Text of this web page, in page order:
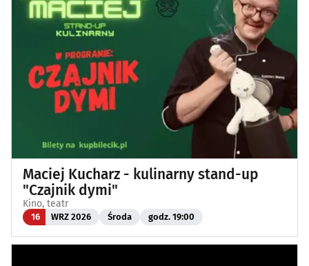
Maciej Kucharz - kulinarny stand-up
"Czajnik dymi"
Kino, teatr
16 WRZ 2026 Środa godz. 19:00